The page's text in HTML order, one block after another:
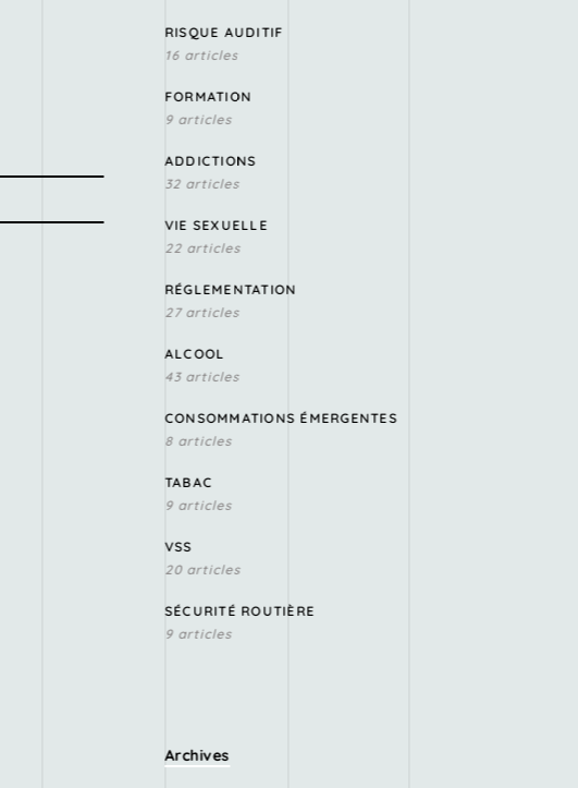
RISQUE AUDITIF
16 articles
FORMATION
9 articles
ADDICTIONS
32 articles
VIE SEXUELLE
22 articles
RÉGLEMENTATION
27 articles
ALCOOL
43 articles
CONSOMMATIONS ÉMERGENTES
8 articles
TABAC
9 articles
VSS
20 articles
SÉCURITÉ ROUTIÈRE
9 articles
Archives